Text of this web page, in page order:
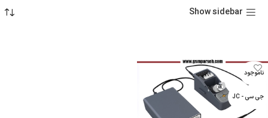
Show sidebar
ناموجود
جی سی - JC